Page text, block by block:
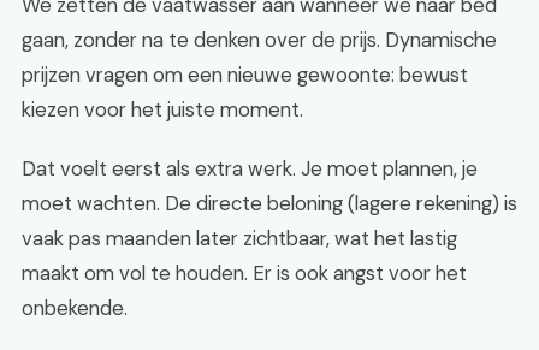
gaan, zonder na te denken over de prijs. Dynamische
prijzen vragen om een nieuwe gewoonte: bewust
kiezen voor het juiste moment.
Dat voelt eerst als extra werk. Je moet plannen, je
moet wachten. De directe beloning (lagere rekening) is
vaak pas maanden later zichtbaar, wat het lastig
maakt om vol te houden. Er is ook angst voor het
onbekende.